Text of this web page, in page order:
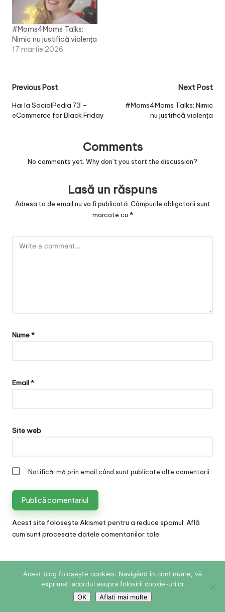
#Moms4Moms Talks:
Nimic nu justifică violența
17 martie 2026
Post
navigation
Previous Post
Hai la SocialPedia 73 –
eCommerce for Black Friday
Next Post
#Moms4Moms Talks: Nimic
nu justifică violența
Comments
No comments yet. Why don’t you start the discussion?
Lasă un răspuns
Adresa ta de email nu va fi publicată. Câmpurile obligatorii sunt
marcate cu *
Nume*
Email*
Site web
Notifică-mă prin email când sunt publicate alte comentarii.
Acest site folosește Akismet pentru a reduce spamul. Află
cum sunt procesate datele comentariilor tale.
Copyright 2026 — Sabina Cornovac Online. All rights
reserved. Bloglo WordPress Theme
Acest blog folosește cookies. Navigând în continuare, vă
exprimați acordul asupra folosirii cookie-urilor
OK
Aflati mai multe